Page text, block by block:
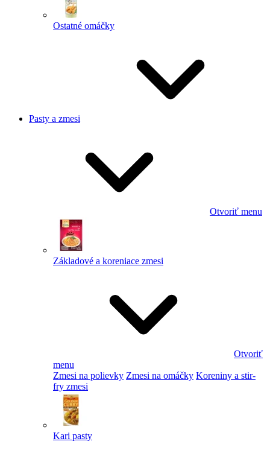
Ostatné omáčky
Pasty a zmesi
Otvoriť menu
Základové a koreniace zmesi
Otvoriť
menu
Zmesi na polievky Zmesi na omáčky Koreniny a stir-
fry zmesi
Kari pasty